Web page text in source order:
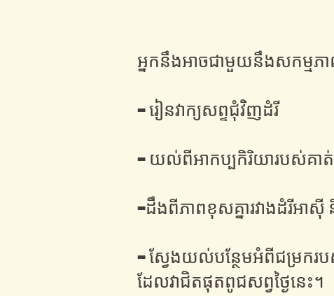
អ្នកនឹងអាចជាមួយនឹងសកម្មភា
- រៀនវាក្យសព្ទជុំវិញដំរី
- យល់ពីអាកប្បកិរិយារបស់គា
-ដឹងពីភាពខុសគ្នារវាងដំរីអាស៊ី
- ស្វែងយល់បន្ថែមអំពីជម្រករ
ដែលវាជិតផុតពូជសព្វថ្ងៃនេះ។